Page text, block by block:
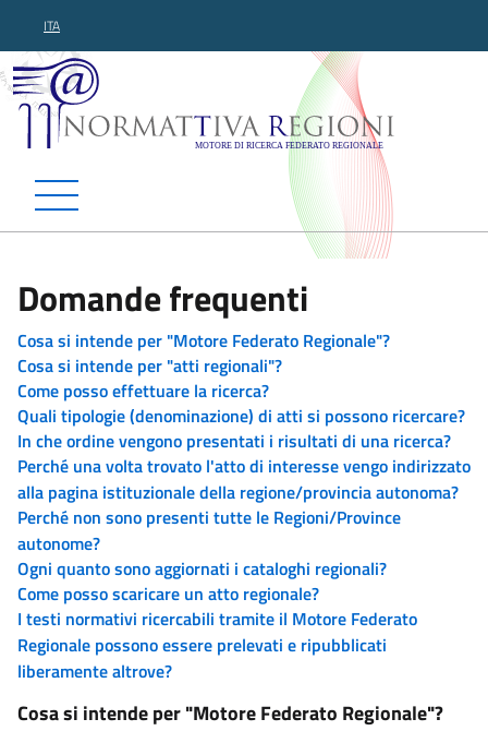
ITA
Normattiva Regioni -
Domande frequenti
Cosa si intende per "Motore Federato Regionale"?
Cosa si intende per "atti regionali"?
Come posso effettuare la ricerca?
Quali tipologie (denominazione) di atti si possono ricercare?
In che ordine vengono presentati i risultati di una ricerca?
Perché una volta trovato l'atto di interesse vengo indirizzato
alla pagina istituzionale della regione/provincia autonoma?
Perché non sono presenti tutte le Regioni/Province
autonome?
Ogni quanto sono aggiornati i cataloghi regionali?
Come posso scaricare un atto regionale?
I testi normativi ricercabili tramite il Motore Federato
Regionale possono essere prelevati e ripubblicati
liberamente altrove?
Cosa si intende per "Motore Federato Regionale"?